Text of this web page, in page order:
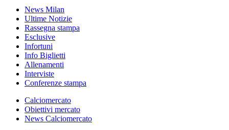
News Milan
Ultime Notizie
Rassegna stampa
Esclusive
Infortuni
Info Biglietti
Allenamenti
Interviste
Conferenze stampa
Calciomercato
Obiettivi mercato
News Calciomercato